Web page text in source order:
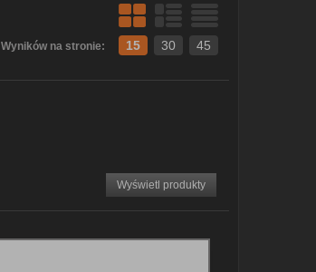
Wyników na stronie: 15 30 45